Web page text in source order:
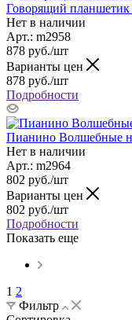
Говорящий
Нет в наличии
Арт.: m2958
878 руб./шт
Варианты цен
878 руб./шт
Подробности
Пианино Волшебные
Нет в наличии
Арт.: m2964
802 руб./шт
Варианты цен
802 руб./шт
Подробности
Показать еще
1 2
Фильтр